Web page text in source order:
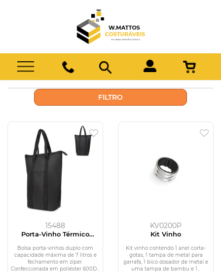
FILTRO
15488
Porta-Vinho Térmico
Bolsa porta-vinhos duplo com
capacidade máxima de 7 litros e
fechamento em zíper.
Confeccionada em poliéster 600D...
KV0200P
Kit Vinho
Kit vinho contendo 1 anel corta-
gotas, 1 tampa de metal para
garrafa, 1 bico dosador de metal e
uma tampa de bambu e 1...